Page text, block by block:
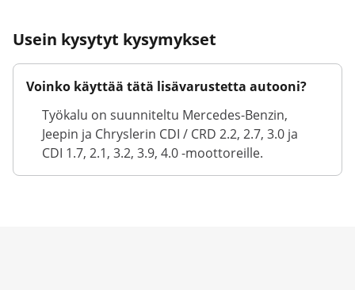
Usein kysytyt kysymykset
Voinko käyttää tätä lisävarustetta autooni?
Työkalu on suunniteltu Mercedes-Benzin,
Jeepin ja Chryslerin CDI / CRD 2.2, 2.7, 3.0 ja
CDI 1.7, 2.1, 3.2, 3.9, 4.0 -moottoreille.